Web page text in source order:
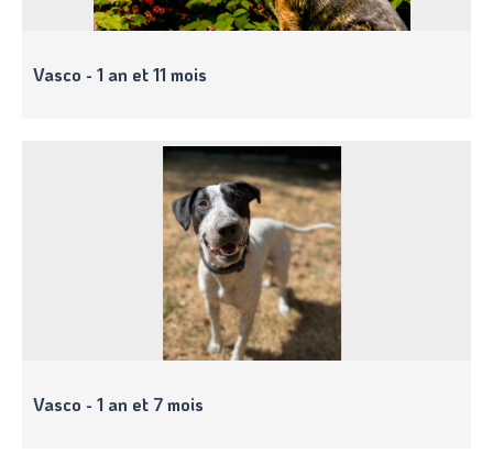
Vasco - 1 an et 11 mois
Vasco - 1 an et 7 mois